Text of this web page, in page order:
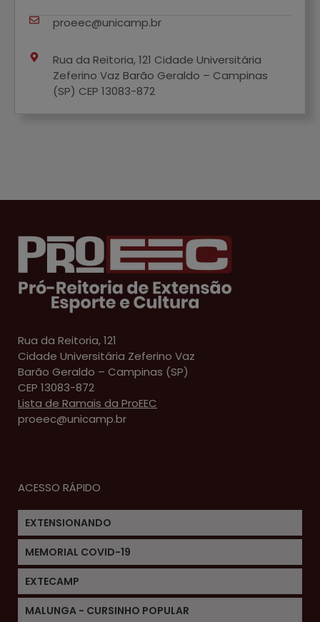
proeec@unicamp.br
Rua da Reitoria, 121 Cidade Universitária
Zeferino Vaz Barão Geraldo – Campinas
(SP) CEP 13083-872
Rua da Reitoria, 121
Cidade Universitária Zeferino Vaz
Barão Geraldo – Campinas (SP)
CEP 13083-872
Lista de Ramais da ProEEC
proeec@unicamp.br
ACESSO RÁPIDO
EXTENSIONANDO
MEMORIAL COVID-19
EXTECAMP
MALUNGA - CURSINHO POPULAR